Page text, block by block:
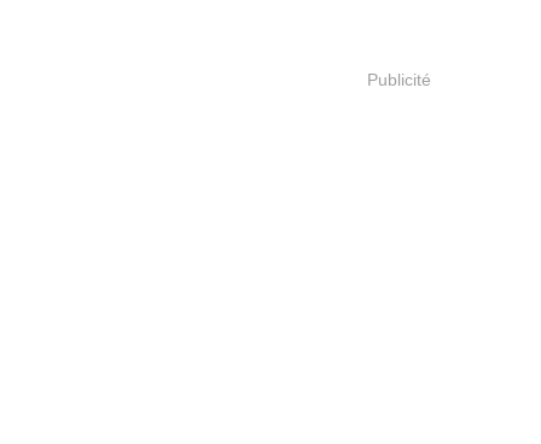
Publicité